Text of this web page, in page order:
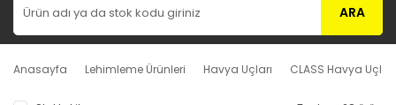
ARA
Anasayfa Lehimleme Ürünleri Havya Uçları CLASS Havya Uçları